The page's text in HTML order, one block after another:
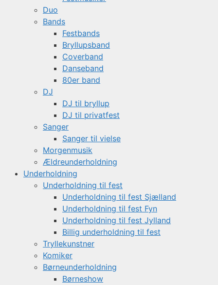
Duo
Bands
Festbands
Bryllupsband
Coverband
Danseband
80er band
DJ
DJ til bryllup
DJ til privatfest
Sanger
Sanger til vielse
Morgenmusik
Ældreunderholdning
Underholdning
Underholdning til fest
Underholdning til fest Sjælland
Underholdning til fest Fyn
Underholdning til fest Jylland
Billig underholdning til fest
Tryllekunstner
Komiker
Børneunderholdning
Børneshow